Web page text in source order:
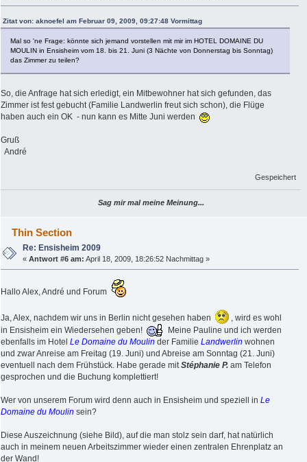
Zitat von: aknoefel am Februar 09, 2009, 09:27:48 Vormittag
Mal so 'ne Frage: könnte sich jemand vorstellen mit mir im HOTEL DOMAINE DU
MOULIN in Ensisheim vom 18. bis 21. Juni (3 Nächte von Donnerstag bis Sonntag)
das Zimmer zu teilen?
So, die Anfrage hat sich erledigt, ein Mitbewohner hat sich gefunden, das
Zimmer ist fest gebucht (Familie Landwerlin freut sich schon), die Flüge
haben auch ein OK - nun kann es Mitte Juni werden
Gruß
André
Gespeichert
Sag mir mal meine Meinung...
Thin Section
Re: Ensisheim 2009
«Antwort #6 am: April 18, 2009, 18:26:52 Nachmittag »
Hallo Alex, André und Forum
Ja, Alex, nachdem wir uns in Berlin nicht gesehen haben
, wird es wohl
in Ensisheim ein Wiedersehen geben!
Meine Pauline und ich werden
ebenfalls im Hotel Le Domaine du Moulin der Familie Landwerlin wohnen
und zwar Anreise am Freitag (19. Juni) und Abreise am Sonntag (21. Juni)
eventuell nach dem Frühstück. Habe gerade mitStéphanie P. am Telefon
gesprochen und die Buchung komplettiert!
Wer von unserem Forum wird denn auch in Ensisheim und speziell in Le
Domaine du Moulin sein?
Diese Auszeichnung (siehe Bild), auf die man stolz sein darf, hat natürlich
auch in meinem neuen Arbeitszimmer wieder einen zentralen Ehrenplatz an
der Wand!